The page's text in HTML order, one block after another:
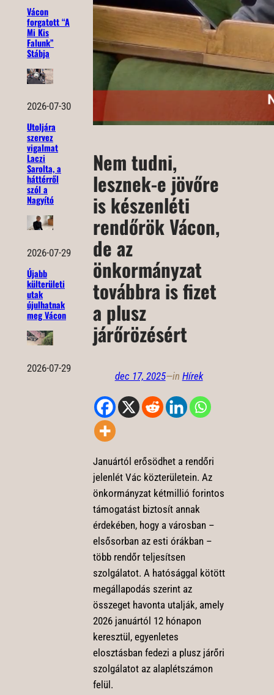
Vácon
forgatott “A
Mi Kis
Falunk”
Stábja
2026-07-30
Utoljára
szervez
vigalmat
Laczi
Sarolta, a
háttérről
szól a
Nagyító
2026-07-29
Újabb
külterületi
utak
újulhatnak
meg Vácon
2026-07-29
Nem tudni,
lesznek-e jövőre
is készenléti
rendőrök Vácon,
de az
önkormányzat
továbbra is fizet
a plusz
járőrözésért
dec 17, 2025—in Hírek
Januártól erősödhet a rendőri
jelenlét Vác közterületein. Az
önkormányzat kétmillió forintos
támogatást biztosít annak
érdekében, hogy a városban –
elsősorban az esti órákban –
több rendőr teljesítsen
szolgálatot. A hatósággal kötött
megállapodás szerint az
összeget havonta utalják, amely
2026 januártól 12 hónapon
keresztül, egyenletes
elosztásban fedezi a plusz járőri
szolgálatot az alaplétszámon
felül.